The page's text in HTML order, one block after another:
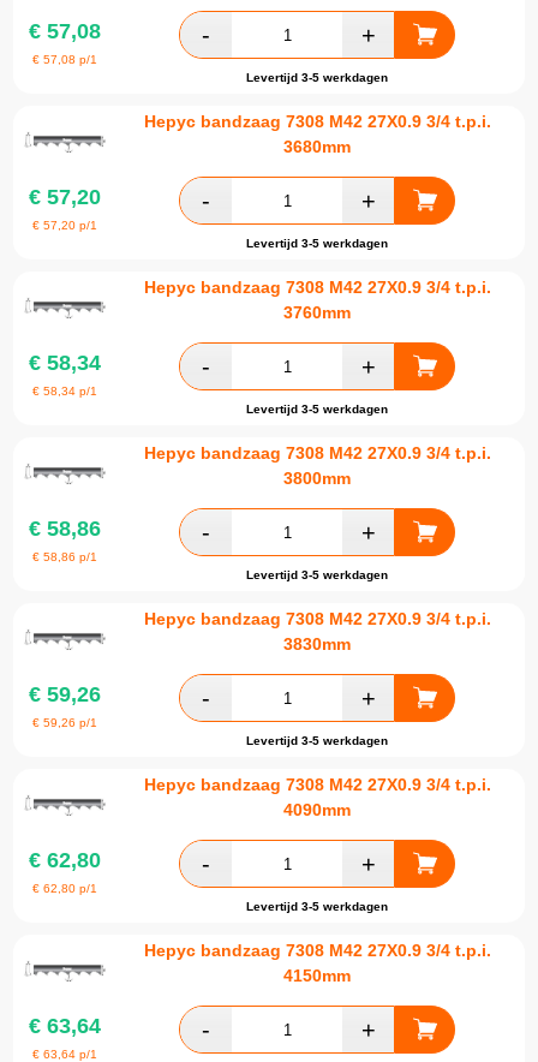
€ 57,08
€57,08 p/1
Levertijd 3-5 werkdagen
Hepyc bandzaag 7308 M42 27X0.9 3/4 t.p.i.
3680mm
€ 57,20
€57,20 p/1
Levertijd 3-5 werkdagen
Hepyc bandzaag 7308 M42 27X0.9 3/4 t.p.i.
3760mm
€ 58,34
€58,34 p/1
Levertijd 3-5 werkdagen
Hepyc bandzaag 7308 M42 27X0.9 3/4 t.p.i.
3800mm
€ 58,86
€58,86 p/1
Levertijd 3-5 werkdagen
Hepyc bandzaag 7308 M42 27X0.9 3/4 t.p.i.
3830mm
€ 59,26
€59,26 p/1
Levertijd 3-5 werkdagen
Hepyc bandzaag 7308 M42 27X0.9 3/4 t.p.i.
4090mm
€ 62,80
€62,80 p/1
Levertijd 3-5 werkdagen
Hepyc bandzaag 7308 M42 27X0.9 3/4 t.p.i.
4150mm
€ 63,64
€63,64 p/1